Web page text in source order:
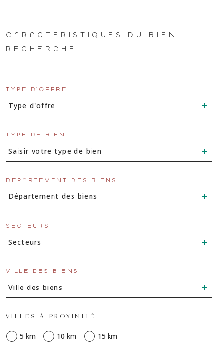
CARACTÉRISTIQUES DU BIEN
RECHERCHÉ
TYPE D'OFFRE
Type d'offre
TYPE DE BIEN
Saisir votre type de bien
DÉPARTEMENT DES BIENS
Département des biens
SECTEURS
Secteurs
VILLE DES BIENS
Ville des biens
VILLES À PROXIMITÉ
5 km 10 km 15 km